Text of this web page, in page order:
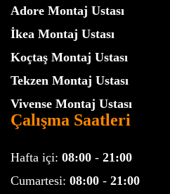
Adore Montaj Ustası
İkea Montaj Ustası
Koçtaş Montaj Ustası
Tekzen Montaj Ustası
Vivense Montaj Ustası
Çalışma Saatleri
Hafta içi: 08:00 - 21:00
Cumartesi: 08:00 - 21:00